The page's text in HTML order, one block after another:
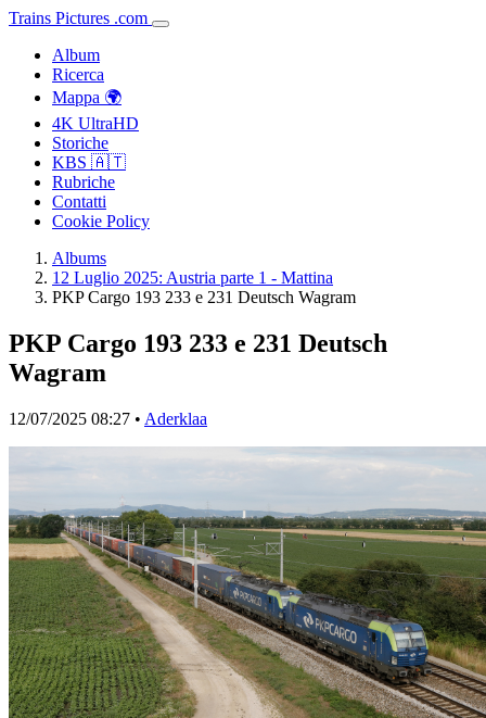
Trains Pictures .com
Album
Ricerca
Mappa 🌍
4K UltraHD
Storiche
KBS 🇦🇹
Rubriche
Contatti
Cookie Policy
Albums
12 Luglio 2025: Austria parte 1 - Mattina
PKP Cargo 193 233 e 231 Deutsch Wagram
PKP Cargo 193 233 e 231 Deutsch
Wagram
12/07/2025 08:27 • Aderklaa